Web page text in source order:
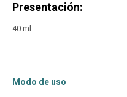
Presentación:
40 ml.
Modo de uso